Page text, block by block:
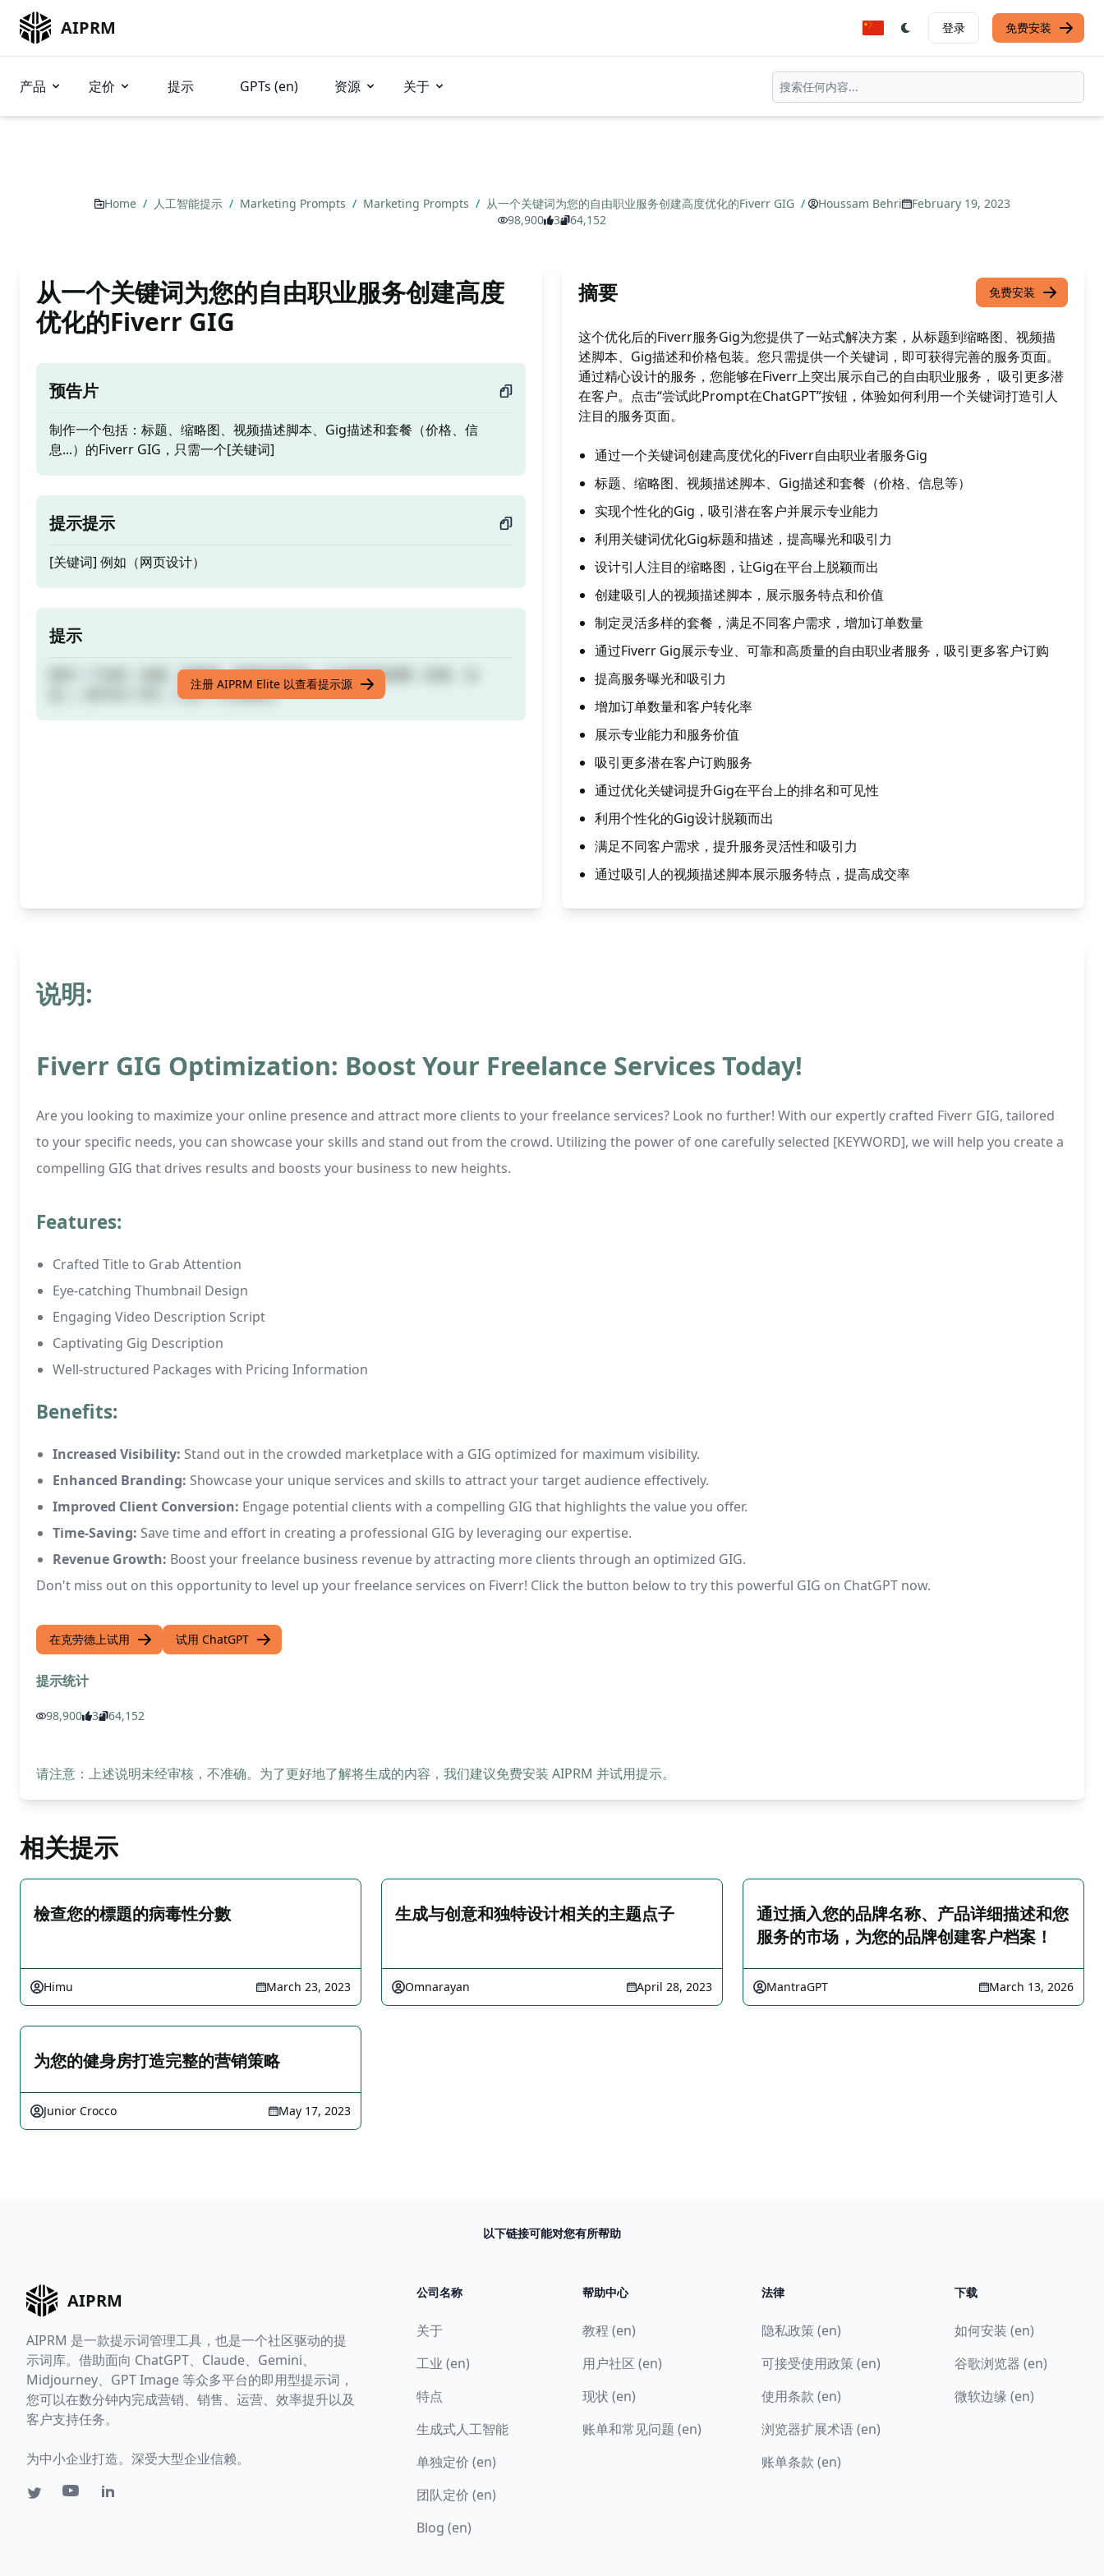
AIPRM 登录 免费安装
产品 定价 提示 GPTs (en) 资源 关于
Home / 人工智能提示 / Marketing Prompts / Marketing Prompts / 从一个关键词为您的自由职业服务创建高度优化的Fiverr GIG / Houssam Behri
February 19, 2023
98,900
3 64,152
从一个关键词为您的自由职业服务创建高度
优化的Fiverr GIG
预告片
制作一个包括：标题、缩略图、视频描述脚本、Gig描述和套餐（价格、信
息...）的Fiverr GIG，只需一个[关键词]
提示提示
[关键词] 例如（网页设计）
提示
制作一个包括：标题、缩略图、视频描述脚本、Gig描述和套餐（价格、信
息...）的Fiverr GIG，只需一个[关键词]
注册 AIPRM Elite 以查看提示源
摘要 免费安装
这个优化后的Fiverr服务Gig为您提供了一站式解决方案，从标题到缩略图、视频描
述脚本、Gig描述和价格包装。您只需提供一个关键词，即可获得完善的服务页面。
通过精心设计的服务，您能够在Fiverr上突出展示自己的自由职业服务， 吸引更多潜
在客户。点击“尝试此Prompt在ChatGPT”按钮，体验如何利用一个关键词打造引人
注目的服务页面。
通过一个关键词创建高度优化的Fiverr自由职业者服务Gig
标题、缩略图、视频描述脚本、Gig描述和套餐（价格、信息等）
实现个性化的Gig，吸引潜在客户并展示专业能力
利用关键词优化Gig标题和描述，提高曝光和吸引力
设计引人注目的缩略图，让Gig在平台上脱颖而出
创建吸引人的视频描述脚本，展示服务特点和价值
制定灵活多样的套餐，满足不同客户需求，增加订单数量
通过Fiverr Gig展示专业、可靠和高质量的自由职业者服务，吸引更多客户订购
提高服务曝光和吸引力
增加订单数量和客户转化率
展示专业能力和服务价值
吸引更多潜在客户订购服务
通过优化关键词提升Gig在平台上的排名和可见性
利用个性化的Gig设计脱颖而出
满足不同客户需求，提升服务灵活性和吸引力
通过吸引人的视频描述脚本展示服务特点，提高成交率
说明:
Fiverr GIG Optimization: Boost Your Freelance Services Today!
Are you looking to maximize your online presence and attract more clients to your freelance services? Look no further! With our expertly crafted Fiverr GIG, tailored
to your specific needs, you can showcase your skills and stand out from the crowd. Utilizing the power of one carefully selected [KEYWORD], we will help you create a
compelling GIG that drives results and boosts your business to new heights.
Features:
Crafted Title to Grab Attention
Eye-catching Thumbnail Design
Engaging Video Description Script
Captivating Gig Description
Well-structured Packages with Pricing Information
Benefits:
Increased Visibility: Stand out in the crowded marketplace with a GIG optimized for maximum visibility.
Enhanced Branding: Showcase your unique services and skills to attract your target audience effectively.
Improved Client Conversion: Engage potential clients with a compelling GIG that highlights the value you offer.
Time-Saving: Save time and effort in creating a professional GIG by leveraging our expertise.
Revenue Growth: Boost your freelance business revenue by attracting more clients through an optimized GIG.
Don't miss out on this opportunity to level up your freelance services on Fiverr! Click the button below to try this powerful GIG on ChatGPT now.
在克劳德上试用 试用 ChatGPT
提示统计
98,900 3 64,152
请注意：上述说明未经审核，不准确。为了更好地了解将生成的内容，我们建议免费安装 AIPRM 并试用提示。
相关提示
檢查您的標題的病毒性分數
Himu March 23, 2023
生成与创意和独特设计相关的主题点子
Omnarayan April 28, 2023
通过插入您的品牌名称、产品详细描述和您
服务的市场，为您的品牌创建客户档案！
MantraGPT March 13, 2026
为您的健身房打造完整的营销策略
Junior Crocco May 17, 2023
以下链接可能对您有所帮助
AIPRM
AIPRM 是一款提示词管理工具，也是一个社区驱动的提
示词库。借助面向 ChatGPT、Claude、Gemini、
Midjourney、GPT Image 等众多平台的即用型提示词，
您可以在数分钟内完成营销、销售、运营、效率提升以及
客户支持任务。
为中小企业打造。深受大型企业信赖。
公司名称
关于
工业 (en)
特点
生成式人工智能
单独定价 (en)
团队定价 (en)
Blog (en)
帮助中心
教程 (en)
用户社区 (en)
现状 (en)
账单和常见问题 (en)
法律
隐私政策 (en)
可接受使用政策 (en)
使用条款 (en)
浏览器扩展术语 (en)
账单条款 (en)
下载
如何安装 (en)
谷歌浏览器 (en)
微软边缘 (en)